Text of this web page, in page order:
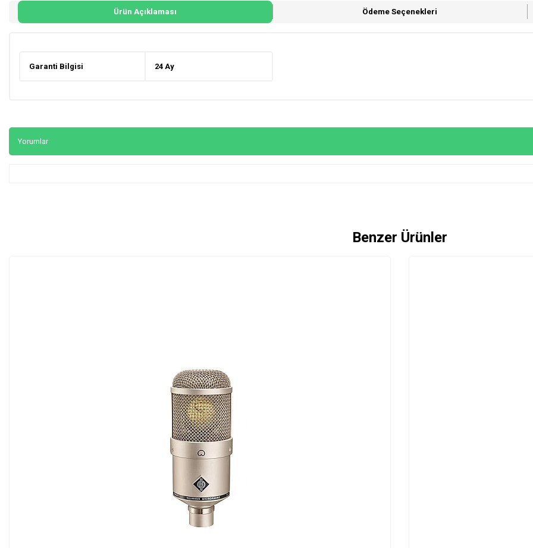
Ürün Açıklaması Ödeme Seçenekleri
Garanti Bilgisi 24 Ay
Yorumlar
Benzer Ürünler